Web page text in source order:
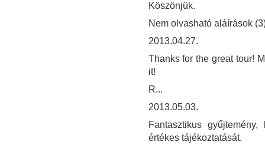
Köszönjük.
Nem olvasható aláírások
2013.04.27.
Thanks for the great tour!
it!
R...
2013.05.03.
Fantasztikus
értékes tájékoztatását.